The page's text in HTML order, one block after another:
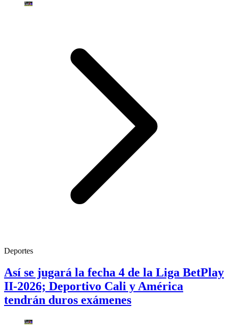
Deportes
Así se jugará la fecha 4 de la Liga BetPlay
II-2026; Deportivo Cali y América
tendrán duros exámenes